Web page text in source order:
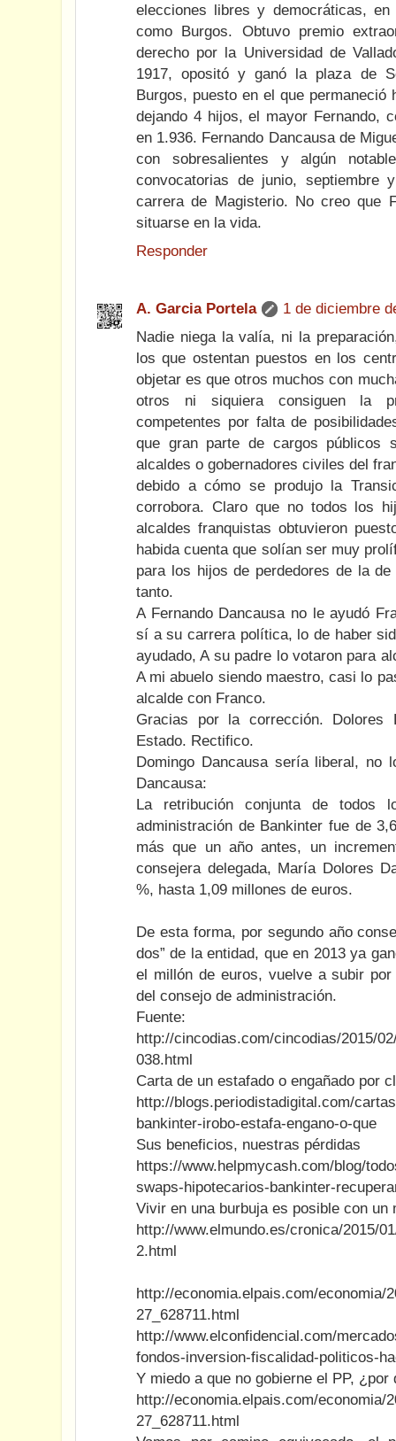
elecciones libres y democráticas,
como Burgos. Obtuvo premio
derecho por la Universidad de
1917, opositó y ganó la plaza de
Burgos, puesto en el que
dejando 4 hijos, el mayor Fernando,
en 1.936. Fernando Dancausa de
con sobresalientes y algún
convocatorias de junio,
carrera de Magisterio. No creo que
situarse en la vida.
Responder
A. Garcia Portela
1 de diciembre
Nadie niega la valía, ni la
los que ostentan puestos en los
objetar es que otros muchos con
otros ni siquiera consiguen la
competentes por falta de
que gran parte de cargos públicos
alcaldes o gobernadores civiles del
debido a cómo se produjo la
corrobora. Claro que no todos los
alcaldes franquistas obtuvieron
habida cuenta que solían ser muy
para los hijos de perdedores de la
tanto.
A Fernando Dancausa no le ayudó
sí a su carrera política, lo de haber
ayudado, A su padre lo votaron para
A mi abuelo siendo maestro, casi lo
alcalde con Franco.
Gracias por la corrección. Dolores
Estado. Rectifico.
Domingo Dancausa sería liberal, no
Dancausa:
La retribución conjunta de todos
administración de Bankinter fue de
más que un año antes, un
consejera delegada, María Dolores
%, hasta 1,09 millones de euros.
De esta forma, por segundo año
dos” de la entidad, que en 2013 ya
el millón de euros, vuelve a subir
del consejo de administración.
Fuente:
http://cincodias.com/cincodias/2015/
038.html
Carta de un estafado o engañado por
http://blogs.periodistadigital.com/
bankinter-irobo-estafa-engano-o-que
Sus beneficios, nuestras pérdidas
https://www.helpmycash.com/blog/
swaps-hipotecarios-bankinter-
Vivir en una burbuja es posible con un
http://www.elmundo.es/cronica/2015/
2.html
http://economia.elpais.com/economia/
27_628711.html
http://www.elconfidencial.com/
fondos-inversion-fiscalidad-politicos-
Y miedo a que no gobierne el PP, ¿por
http://economia.elpais.com/economia/
27_628711.html